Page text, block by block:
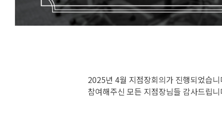
2025년 4월 지점장회의가 진행되었습
참여해주신 모든 지점장님들 감사드립